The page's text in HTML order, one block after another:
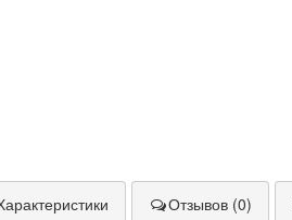
Отзывов (0)